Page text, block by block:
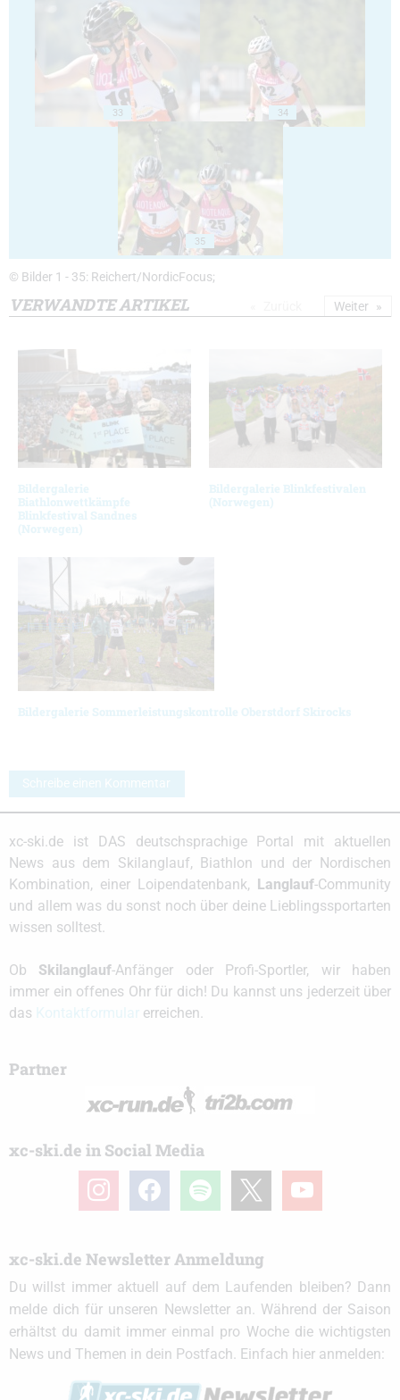
33 34
35
© Bilder 1 - 35: Reichert/NordicFocus;
VERWANDTE ARTIKEL
Bildergalerie
Biathlonwettkämpfe
Blinkfestival Sandnes
(Norwegen)
Bildergalerie Blinkfestivalen
(Norwegen)
Bildergalerie Sommerleistungskontrolle Oberstdorf Skirocks
Weiter
Schreibe einen Kommentar
xc-ski.de ist DAS deutschsprachige Portal mit aktuellen
News aus dem Skilanglauf, Biathlon und der Nordischen
Kombination, einer Loipendatenbank, Langlauf-Community
und allem was du sonst noch über deine Lieblingssportarten
wissen solltest.
Ob Skilanglauf-Anfänger oder Profi-Sportler, wir haben
immer ein offenes Ohr für dich! Du kannst uns jederzeit über
das
erreichen.
Partner
xc-ski.de in Social Media
instagramfacebook spotify youtube
xc-ski.de Newsletter Anmeldung
Du willst immer aktuell auf dem Laufenden bleiben? Dann
melde dich für unseren Newsletter an. Während der Saison
erhältst du damit immer einmal pro Woche die wichtigsten
News und Themen in dein Postfach. Einfach hier anmelden: